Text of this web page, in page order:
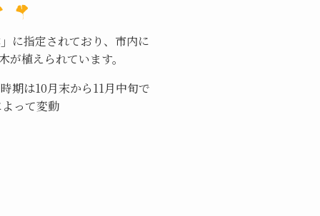
に指定されており、市内に
植えられています。
は10月末から11月中旬で
って変動